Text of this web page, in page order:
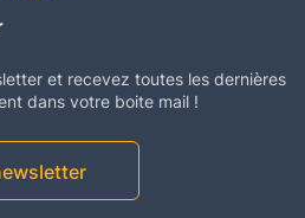
et recevez toutes les dernières
dans votre boite mail !